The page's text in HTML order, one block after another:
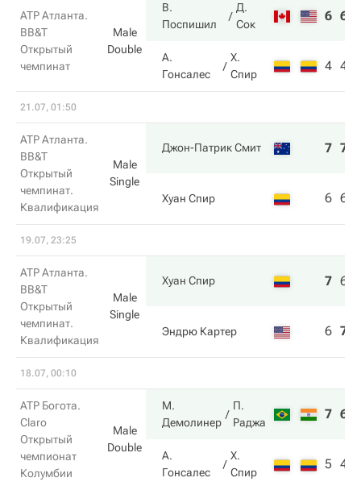
ATP Атланта.
BB&T
Открытый
чемпинат
Male
Double
В.
Поспишил
Д.
Сок
6 6
А.
Гонсалес
Х.
Спир
4 4
21.07, 01:50
ATP Атланта.
BB&T
Открытый
чемпинат.
Квалификация
Male
Single
Джон-Патрик Смит 7 7
Хуан Спир 6 6
19.07, 23:25
ATP Атланта.
BB&T
Открытый
чемпинат.
Квалификация
Male
Single
Хуан Спир 7 6
Эндрю Картер 6 7
18.07, 00:10
ATP Богота.
Claro
Открытый
чемпионат
Колумбии
Male
Double
М.
Демолинер
П.
Раджа
7 6
А.
Гонсалес
Х.
Спир
5 4